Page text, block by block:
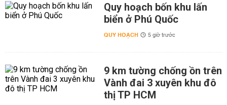
Quy hoạch bốn khu lấn
biển ở Phú Quốc
QUY HOẠCH 5 giờ trước
9 km tường chống ồn trên
Vành đai 3 xuyên khu đô
thị TP HCM